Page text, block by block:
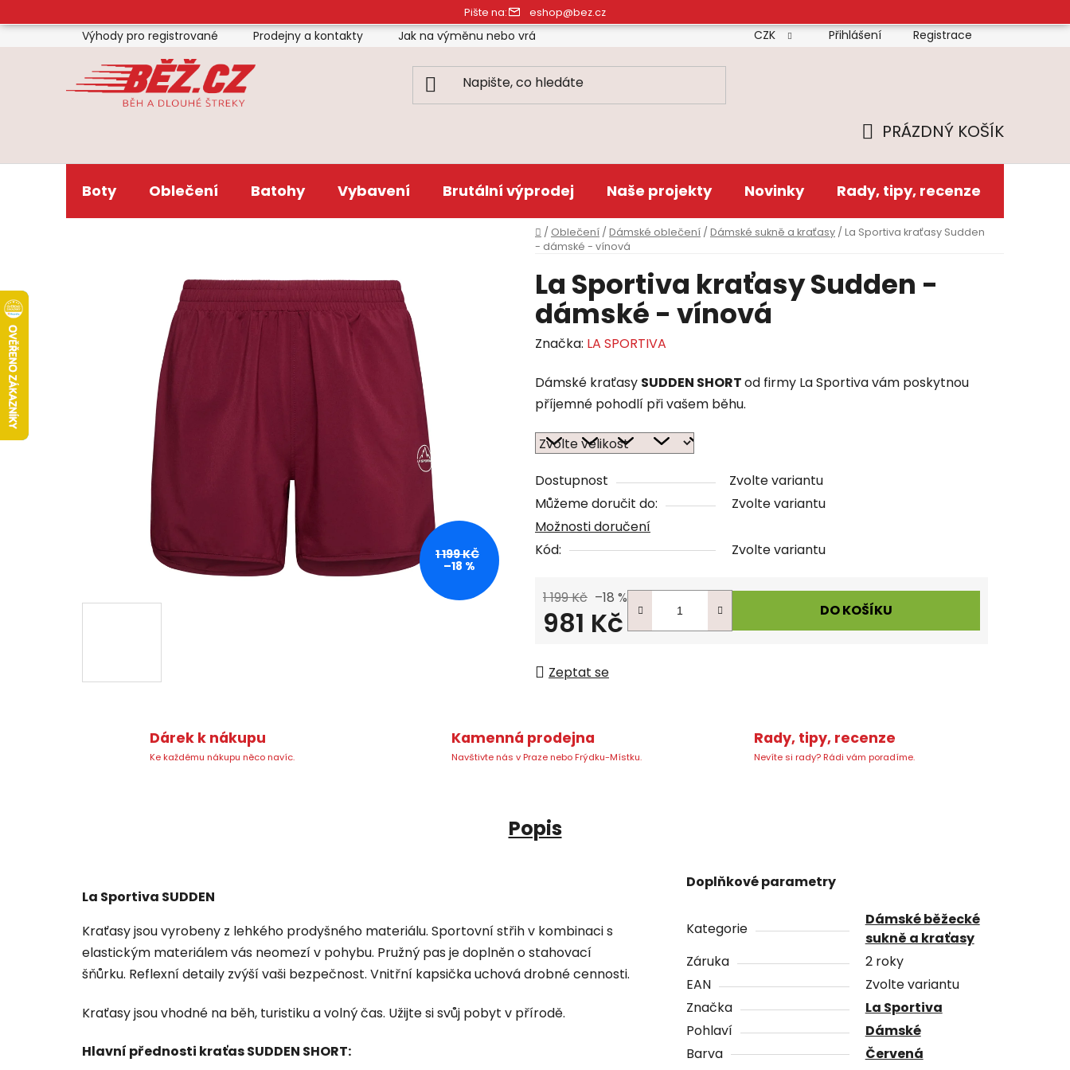
na
obsah
Pište na: eshop@bez.cz
Výhody pro registrované Prodejny a kontakty Jak na výměnu nebo vrácení zboží Doprava Platba Reklamační řád
CZK Přihlášení Registrace
KOŠÍK
PRÁZDNÝ KOŠÍK
Boty Oblečení Batohy Vybavení Brutální výprodej Naše projekty Novinky Rady, tipy, recenze
Domů
/ Oblečení / Dámské oblečení / Dámské sukně a kraťasy / La Sportiva kraťasy Sudden
- dámské - vínová
La Sportiva kraťasy Sudden -
dámské - vínová
Značka: LA SPORTIVA
Dámské kraťasy SUDDEN SHORTod firmy La Sportiva vám poskytnou
příjemné pohodlí při vašem běhu.
Dostupnost
Zvolte variantu
Můžeme doručit do:
Zvolte variantu
Možnosti doručení
Kód:
Zvolte variantu
1 199 Kč –18 %
981 Kč DO KOŠÍKU
Zeptat se
1 199 KČ
–18 %
Dárek k nákupu
Ke každému nákupu něco navíc.
Kamenná prodejna
Navštivte nás v Praze nebo Frýdku-Místku.
Rady, tipy, recenze
Nevíte si rady? Rádi vám poradíme.
Popis
La Sportiva SUDDEN
Kraťasy jsou vyrobeny z lehkého prodyšného materiálu. Sportovní střih v kombinaci s
elastickým materiálem vás neomezí v pohybu. Pružný pas je doplněn o stahovací
šňůrku. Reflexní detaily zvýší vaši bezpečnost. Vnitřní kapsička uchová drobné cennosti.
Kraťasy jsou vhodné na běh, turistiku a volný čas. Užijte si svůj pobyt v přírodě.
Hlavní přednosti kraťas SUDDEN SHORT:
Doplňkové parametry
Kategorie
Dámské běžecké
sukně a kraťasy
Záruka
2 roky
EAN
Zvolte variantu
Značka
La Sportiva
Pohlaví
Dámské
Barva
Červená